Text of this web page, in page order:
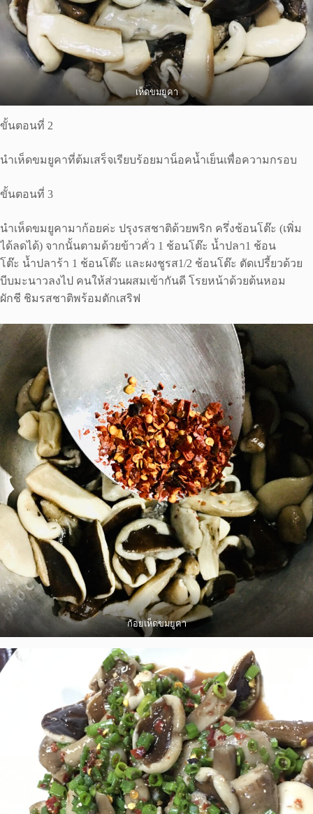
เห็ดขมยูคา
ขั้นตอนที่ 2
นำเห็ดขมยูคาที่ต้มเสร็จเรียบร้อยมาน็อคน้ำเย็นเพื่อความกรอบ
ขั้นตอนที่ 3
นำเห็ดขมยูคามาก้อยค่ะ ปรุงรสชาติด้วยพริก ครึ่งช้อนโต๊ะ (เพิ่ม
ได้ลดได้) จากนั้นตามด้วยข้าวคั่ว 1 ช้อนโต๊ะ น้ำปลา1 ช้อน
โต๊ะ น้ำปลาร้า 1 ช้อนโต๊ะ และผงชูรส1/2 ช้อนโต๊ะ ตัดเปรี้ยวด้วย
บีบมะนาวลงไป คนให้ส่วนผสมเข้ากันดี โรยหน้าด้วยต้นหอม
ผักชี ชิมรสชาติพร้อมตักเสริฟ
ก้อยเห็ดขมยูคา